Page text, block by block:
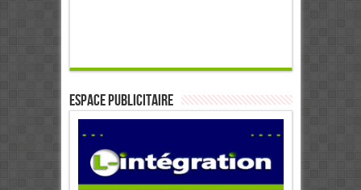
ESPACE PUBLICITAIRE